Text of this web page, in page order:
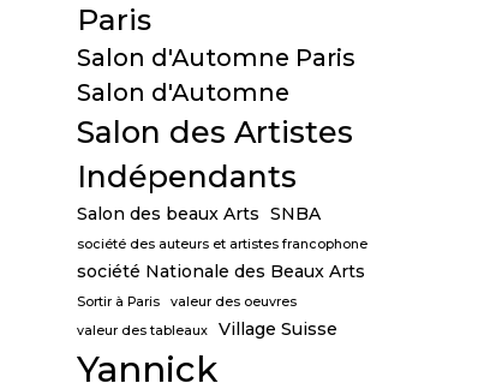
Paris
Salon d'Automne Paris
Salon d'Automne
Salon des Artistes
Indépendants
Salon des beaux Arts SNBA
société des auteurs et artistes francophone
société Nationale des Beaux Arts
Sortir à Paris
valeur des oeuvres
valeur des tableaux
Village Suisse
Yannick